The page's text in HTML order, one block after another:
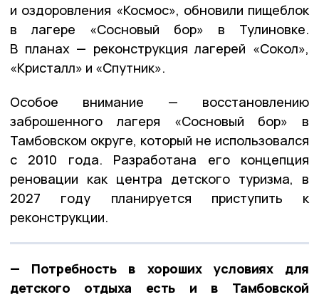
и оздоровления «Космос», обновили пищеблок
в лагере «Сосновый бор» в Тулиновке.
В планах — реконструкция лагерей «Сокол»,
«Кристалл» и «Спутник».
Особое внимание — восстановлению
заброшенного лагеря «Сосновый бор» в
Тамбовском округе, который не использовался
с 2010 года. Разработана его концепция
реновации как центра детского туризма, в
2027 году планируется приступить к
реконструкции.
— Потребность в хороших условиях для
детского отдыха есть и в Тамбовской